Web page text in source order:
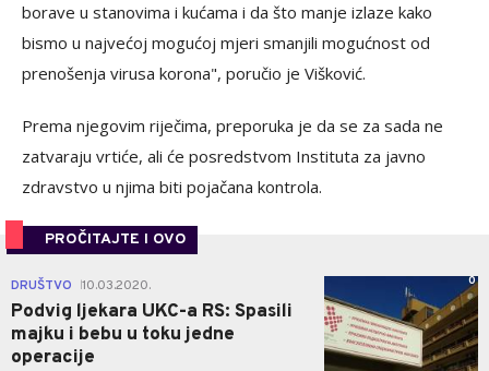
borave u stanovima i kućama i da što manje izlaze kako
bismo u najvećoj mogućoj mjeri smanjili mogućnost od
prenošenja virusa korona", poručio je Višković.
Prema njegovim riječima, preporuka je da se za sada ne
zatvaraju vrtiće, ali će posredstvom Instituta za javno
zdravstvo u njima biti pojačana kontrola.
PROČITAJTE I OVO
DRUŠTVO 10.03.2020.
Podvig ljekara UKC-a RS: Spasili
majku i bebu u toku jedne
operacije
0